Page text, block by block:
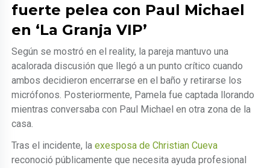
fuerte pelea con Paul Michael
en ‘La Granja VIP’
Según se mostró en el reality, la pareja mantuvo una
acalorada discusión que llegó a un punto crítico cuando
ambos decidieron encerrarse en el baño y retirarse los
micrófonos. Posteriormente, Pamela fue captada llorando
mientras conversaba con Paul Michael en otra zona de la
casa.
Tras el incidente, laexesposa de Christian Cueva
reconoció públicamente que necesita ayuda profesional